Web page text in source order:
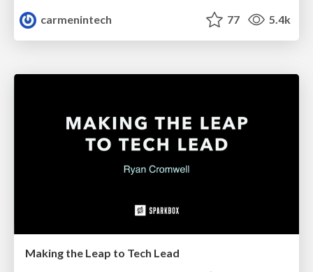
carmenintech
77 5.4k
Making the Leap to Tech Lead